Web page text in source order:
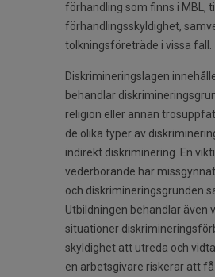
förhandling som finns i MBL,
förhandlingsskyldighet,
tolkningsföreträde i vissa fall.
Diskrimineringslagen
behandlar
religion eller annan
de olika typer av
indirekt diskriminering. En
vederbörande har
och diskrimineringsgrunden
Utbildningen behandlar även
situationer
skyldighet att utreda och
en arbetsgivare riskerar att